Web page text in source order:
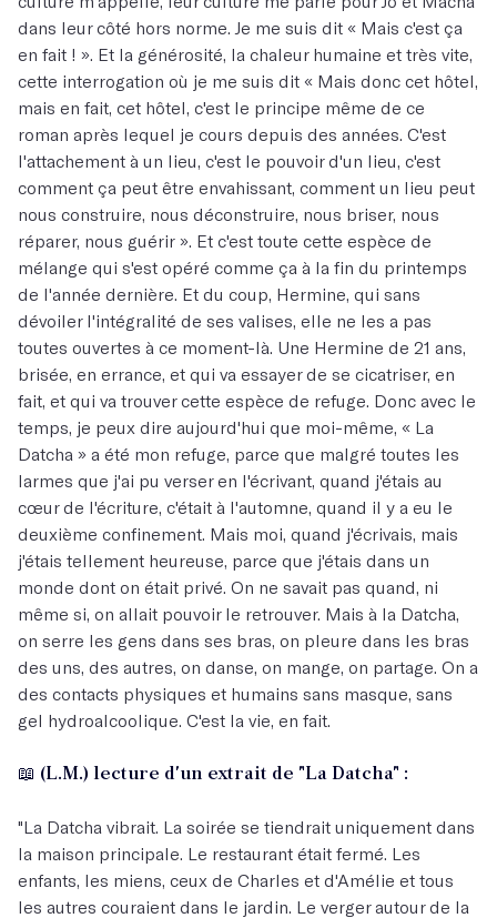
dans leur côté hors norme. Je me suis dit « Mais c'est ça
en fait ! ». Et la générosité, la chaleur humaine et très vite,
cette interrogation où je me suis dit « Mais donc cet hôtel,
mais en fait, cet hôtel, c'est le principe même de ce
roman après lequel je cours depuis des années. C'est
l'attachement à un lieu, c'est le pouvoir d'un lieu, c'est
comment ça peut être envahissant, comment un lieu peut
nous construire, nous déconstruire, nous briser, nous
réparer, nous guérir ». Et c'est toute cette espèce de
mélange qui s'est opéré comme ça à la fin du printemps
de l'année dernière. Et du coup, Hermine, qui sans
dévoiler l'intégralité de ses valises, elle ne les a pas
toutes ouvertes à ce moment-là. Une Hermine de 21 ans,
brisée, en errance, et qui va essayer de se cicatriser, en
fait, et qui va trouver cette espèce de refuge. Donc avec le
temps, je peux dire aujourd'hui que moi-même, « La
Datcha » a été mon refuge, parce que malgré toutes les
larmes que j'ai pu verser en l'écrivant, quand j'étais au
cœur de l'écriture, c'était à l'automne, quand il y a eu le
deuxième confinement. Mais moi, quand j'écrivais, mais
j'étais tellement heureuse, parce que j'étais dans un
monde dont on était privé. On ne savait pas quand, ni
même si, on allait pouvoir le retrouver. Mais à la Datcha,
on serre les gens dans ses bras, on pleure dans les bras
des uns, des autres, on danse, on mange, on partage. On a
des contacts physiques et humains sans masque, sans
gel hydroalcoolique. C'est la vie, en fait.
📖 (L.M.) lecture d'un extrait de "La Datcha" :
"La Datcha vibrait. La soirée se tiendrait uniquement dans
la maison principale. Le restaurant était fermé. Les
enfants, les miens, ceux de Charles et d'Amélie et tous
les autres couraient dans le jardin. Le verger autour de la